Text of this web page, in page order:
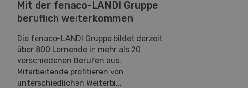
Mit der fenaco-LANDI Gruppe
beruflich weiterkommen
Die fenaco-LANDI Gruppe bildet derzeit
über 800 Lernende in mehr als 20
verschiedenen Berufen aus.
Mitarbeitende profitieren von
unterschiedlichen Weiterbi...